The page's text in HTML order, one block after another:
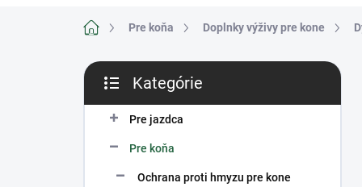
DomovPre koňa Doplnky výživy pre kone
B
č
kategórie
Kategórie
Pre jazdca
Pre koňa
Ochrana proti hmyzu pre kone